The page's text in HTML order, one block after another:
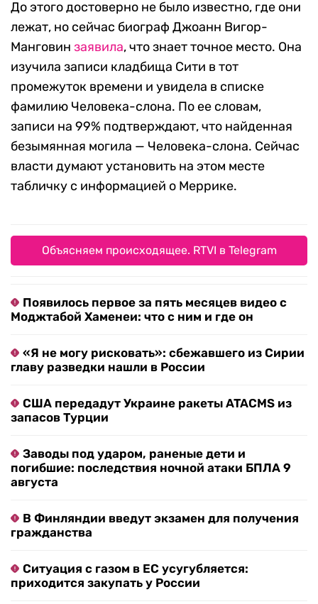
До этого достоверно не было известно, где они
лежат, но сейчас биограф Джоанн Вигор-
Манговин заявила, что знает точное место. Она
изучила записи кладбища Сити в тот
промежуток времени и увидела в списке
фамилию Человека-слона. По ее словам,
записи на 99% подтверждают, что найденная
безымянная могила — Человека-слона. Сейчас
власти думают установить на этом месте
табличку с информацией о Меррике.
Объясняем происходящее. RTVI в Telegram
Появилось первое за пять месяцев видео с
Моджтабой Хаменеи: что с ним и где он
«Я не могу рисковать»: сбежавшего из Сирии
главу разведки нашли в России
США передадут Украине ракеты ATACMS из
запасов Турции
Заводы под ударом, раненые дети и
погибшие: последствия ночной атаки БПЛА 9
августа
В Финляндии введут экзамен для получения
гражданства
Ситуация с газом в ЕС усугубляется:
приходится закупать у России